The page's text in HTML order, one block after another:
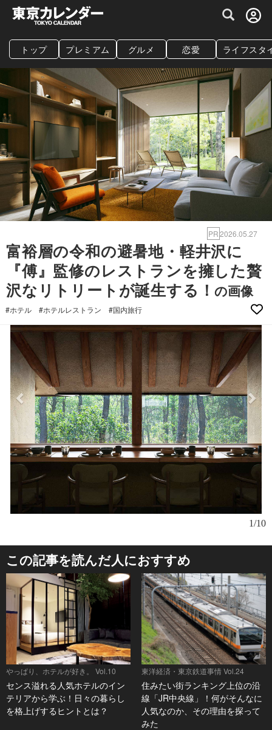
グルメ情報・プレミアムレストラン予約
トップ プレミアム グルメ 恋愛 ライフスタ
PR2026.05.27
富裕層の令和の避暑地・軽井沢に
『傅』監修のレストランを擁した贅
沢なリトリートが誕生する！の画像
#ホテル #ホテルレストラン #国内旅行
1/10
この記事を読んだ人におすすめ
やっぱり、ホテルが好き。 Vol.10
センス溢れる人気ホテルのイン
テリアから学ぶ！日々の暮らし
を格上げするヒントとは？
東洋経済・東京鉄道事情 Vol.24
住みたい街ランキング上位の沿
線「JR中央線」！何がそんなに
人気なのか、その理由を探って
みた